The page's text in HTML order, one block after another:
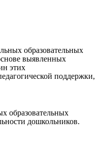
образовательных
выявленных
этих
поддержки,
образовательных
дошкольников.